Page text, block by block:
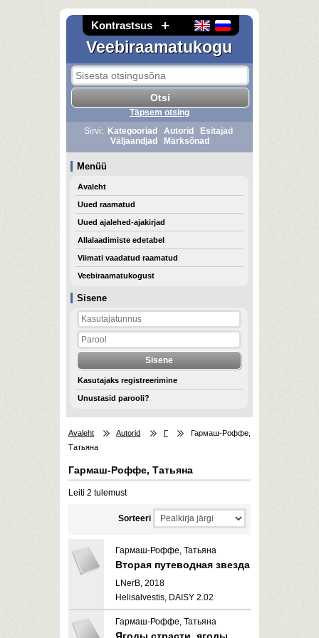
Kontrastsus
Veebiraamatukogu
Sisene
Kasutajaks registreerimine
Unustasid parooli?
Täpsem otsing
Sirvi:
Kategooriad Autorid
Esitajad
Väljaandjad
Märksõnad
Menüü
Avaleht
Uued raamatud
Uued ajalehed-ajakirjad
Allalaadimiste edetabel
Viimati vaadatud raamatud
Veebiraamatukogust
Avaleht Autorid Г
Гармаш-Роффе,
Татьяна
Гармаш-Роффе, Татьяна
Leiti 2 tulemust
Sorteeri
Гармаш-Роффе, Татьяна
Вторая путеводная звезда
LNerB, 2018
Helisalvestis, DAISY 2.02
Гармаш-Роффе, Татьяна